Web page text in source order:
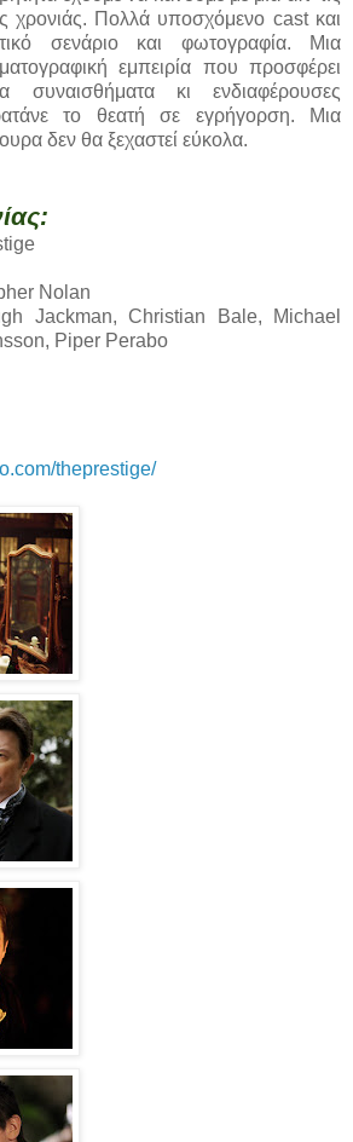
χρονιάς. Πολλά υποσχόμενο cast και
σενάριο και φωτογραφία. Μια
εμπειρία που προσφέρει
συναισθήματα κι ενδιαφέρουσες
το θεατή σε εγρήγορση. Μια
δεν θα ξεχαστεί εύκολα.
Nolan
Jackman, Christian Bale, Michael
Piper Perabo
theprestige/